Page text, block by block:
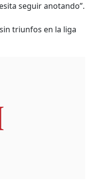
seguir anotando”.
sin triunfos en la liga